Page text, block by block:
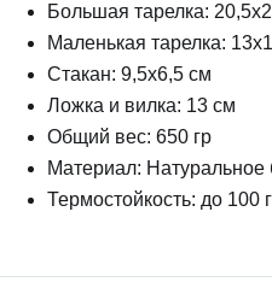
Большая тарелка:
Маленькая тарелка:
Стакан: 9,5х6,5 см
Ложка и вилка: 13 см
Общий вес: 650 гр
Материал: Натуральное
Термостойкость: до 100